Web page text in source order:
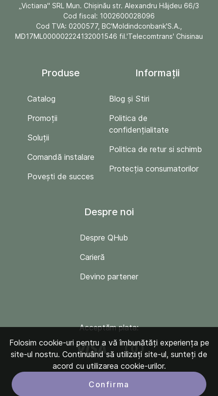
„Victiana" SRL Mun. Chişinău str. Alexandru Hâjdeu 66/3
Cod fiscal: 1002600028096
Cod TVA: 0200577, BC'Moldindconbank'S.A.,
MD17ML000002224132001546 fil.'Telecomtrans' Chisinau
Produse
Catalog
Promoții
Soluții
Comandă instalare
Povești de succes
Informații
Blog și Stiri
Politica de
confidențialitate
Politica de retur si schimb
Protecția consumatorilor
Despre noi
Despre QHub
Carieră
Devino partener
Acceptăm plata:
Folosim cookie-uri pentru a vă îmbunătăți experiența pe
site-ul nostru. Continuând să utilizați site-ul, sunteți de
acord cu utilizarea cookie-urilor.
Confirma